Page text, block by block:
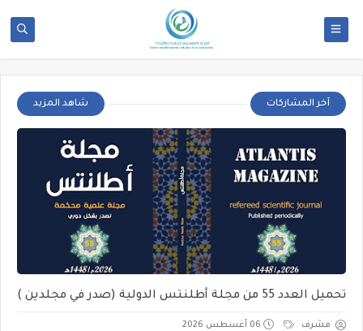
آخر المشاركات شاهد المزيد
تحميل العدد 55 من مجلة أطلنتس الدولية (صدر في مجلدين )
مشرف 06 أغسطس 2026